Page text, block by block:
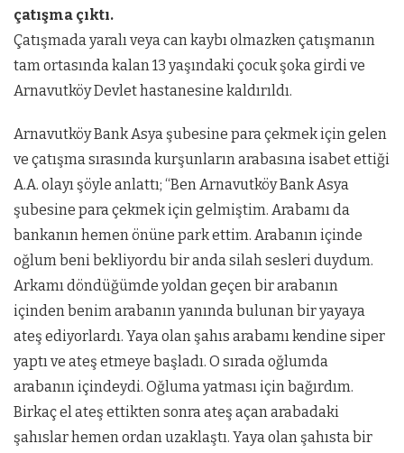
çatışma çıktı.
Çatışmada yaralı veya can kaybı olmazken çatışmanın
tam ortasında kalan 13 yaşındaki çocuk şokagirdi ve
Arnavutköy Devlet hastanesine kaldırıldı.
Arnavutköy Bank Asya şubesine para çekmek için gelen
ve çatışma sırasında kurşunların arabasına isabet ettiği
A.A. olayı şöyle anlattı; “Ben Arnavutköy Bank Asya
şubesine para çekmek için gelmiştim. Arabamı da
bankanın hemen önüne park ettim. Arabanın içinde
oğlum beni bekliyordu bir anda silah sesleri duydum.
Arkamı döndüğümde yoldan geçen bir arabanın
içinden benim arabanın yanında bulunan bir yayaya
ateş ediyorlardı. Yaya olan şahıs arabamı kendine siper
yaptı ve ateş etmeye başladı. O sırada oğlumda
arabanın içindeydi. Oğluma yatması için bağırdım.
Birkaç el ateş ettikten sonra ateş açan arabadaki
şahıslar hemen ordan uzaklaştı. Yaya olan şahısta bir